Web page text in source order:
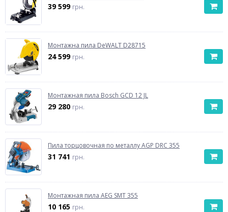
39 599 грн.
Монтажна пила DeWALT D28715
24 599 грн.
Монтажная пила Bosch GCD 12 JL
29 280 грн.
Пила торцовочная по металлу AGP DRC 355
31 741 грн.
Монтажная пила AEG SMT 355
10 165 грн.